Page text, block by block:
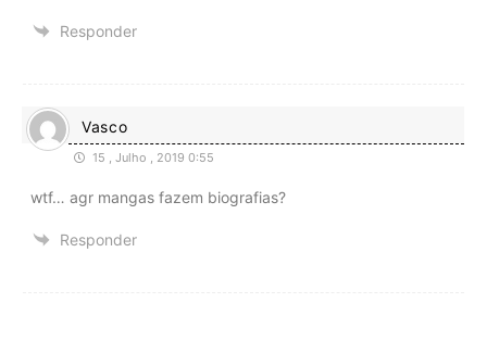
Responder
Vasco
15 , Julho , 2019 0:55
wtf… agr mangas fazem biografias?
Responder